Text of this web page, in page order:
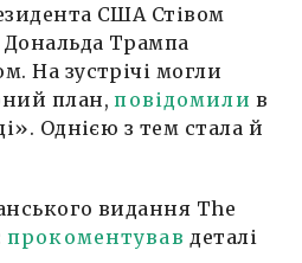
США Стівом
Трампа
На зустрічі могли
план,повідомили в
Однією з тем стала й
видання The
прокоментував деталі